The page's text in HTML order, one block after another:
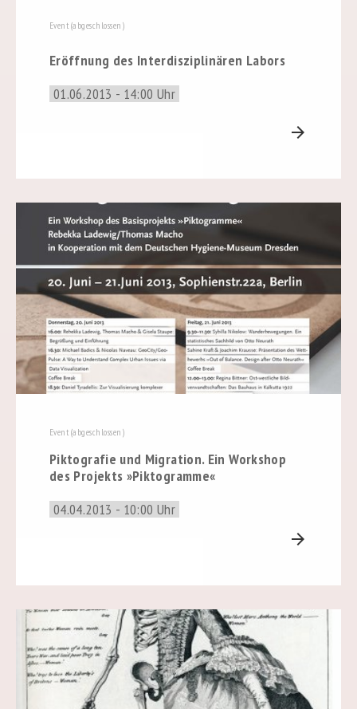
Event (abgeschlossen)
Eröffnung des Interdisziplinären Labors
01.06.2013 - 14:00 Uhr
arrow_forward
Event (abgeschlossen)
Piktografie und Migration. Ein Workshop
des Projekts »Piktogramme«
04.04.2013 - 10:00 Uhr
arrow_forward